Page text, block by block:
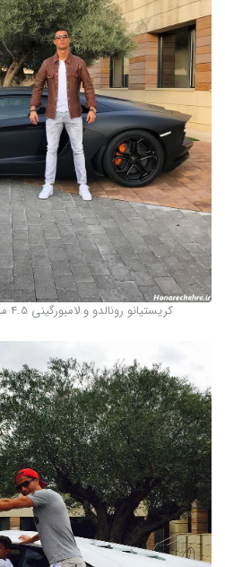
کریستیانو رونالدو و لامبورگینی 4.5 میلیون دلاری اش (عکس ...